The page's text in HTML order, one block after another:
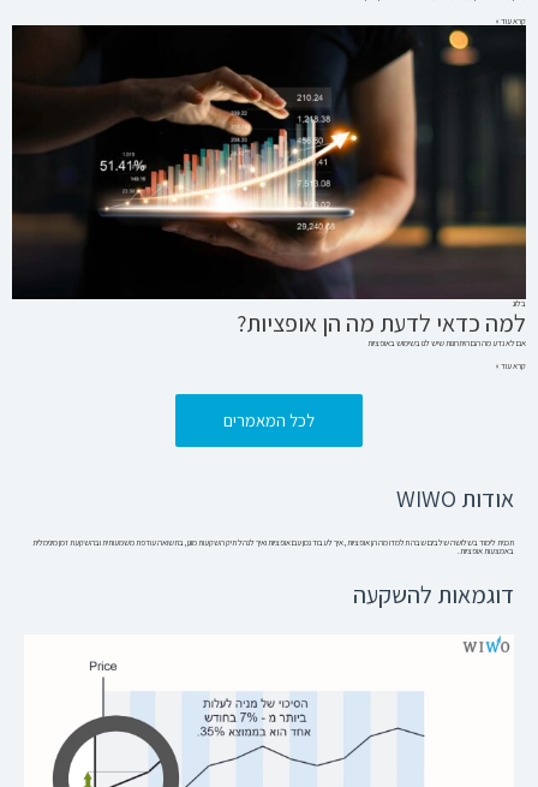
קרא עוד »
בלוג
למה כדאי לדעת מה הן אופציות?
אם לא נדע מה הם היתרונות שיש לנו בשימוש באופציות
קרא עוד »
לכל המאמרים
אודות WIWO
תכנית לימוד בשלושה שלבים שבה תלמדו מה הן אופציות, איך לעבוד נכון עם אופציות ואיך לנהל תיק השקעות מוגן, בתשואה עודפת משמעותית ובהשקעת זמן מינימלית
באמצעות אופציות.
דוגמאות להשקעה